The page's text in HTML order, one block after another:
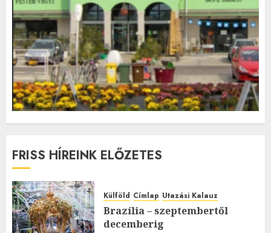
FRISS HÍREINK ELŐZETES
Külföld Címlap Utazási Kalauz
Brazília – szeptembertől
decemberig